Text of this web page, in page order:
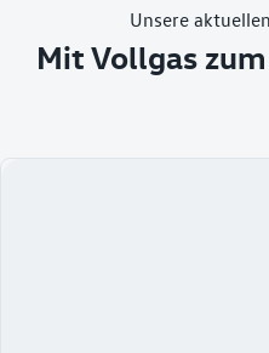
Unsere
Mit Vollgas